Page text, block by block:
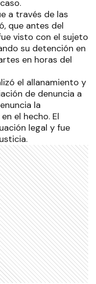
a través de las
que antes del
visto con el sujeto
su detención en
en horas del
el allanamiento y
de denuncia a
la
el hecho. El
legal y fue